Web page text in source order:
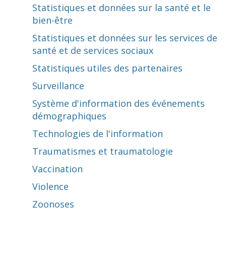
Statistiques et données sur la santé et le
bien-être
Statistiques et données sur les services de
santé et de services sociaux
Statistiques utiles des partenaires
Surveillance
Système d'information des événements
démographiques
Technologies de l'information
Traumatismes et traumatologie
Vaccination
Violence
Zoonoses